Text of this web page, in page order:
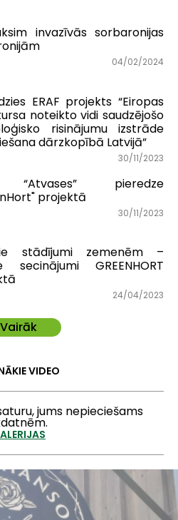
invazīvās sorbaronijas
04/02/2024
ERAF projekts “Eiropas
noteikto vidi saudzējošo
risinājumu izstrāde
dārzkopībā Latvijā”
30/11/2023
pieredze
projektā
30/11/2023
stādījumi zemenēm –
secinājumi GREENHORT
24/04/2023
Vairāk
VIDEO
jums nepieciešams